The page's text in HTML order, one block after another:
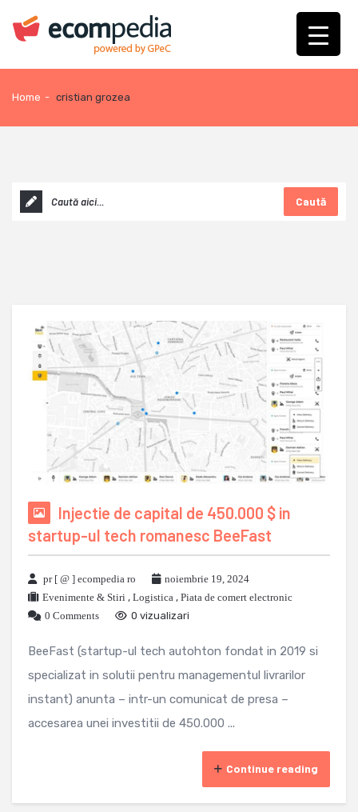
Home - cristian grozea
Caută
Injectie de capital de 450.000 $ in
startup-ul tech romanesc BeeFast
pr [ @ ] ecompedia ro
noiembrie 19, 2024
Evenimente & Stiri , Logistica , Piata de comert electronic
0 Comments
0 vizualizari
BeeFast (startup-ul tech autohton fondat in 2019 si
specializat in solutii pentru managementul livrarilor
instant) anunta – intr-un comunicat de presa –
accesarea unei investitii de 450.000 ...
Continue reading